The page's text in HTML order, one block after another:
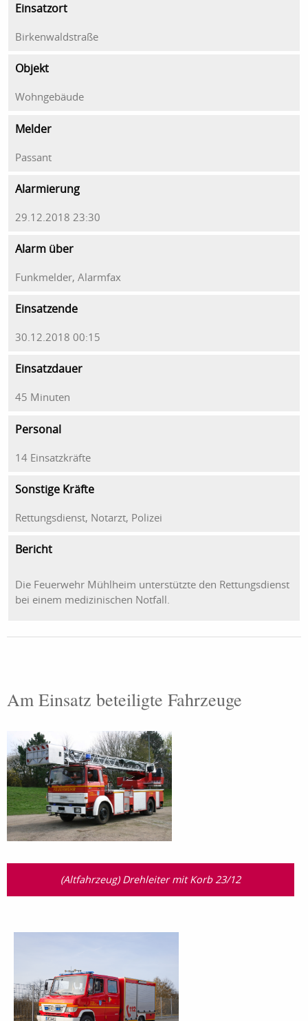
Einsatzort
Birkenwaldstraße
Objekt
Wohngebäude
Melder
Passant
Alarmierung
29.12.2018 23:30
Alarm über
Funkmelder, Alarmfax
Einsatzende
30.12.2018 00:15
Einsatzdauer
45 Minuten
Personal
14 Einsatzkräfte
Sonstige Kräfte
Rettungsdienst, Notarzt, Polizei
Bericht
Die Feuerwehr Mühlheim unterstützte den Rettungsdienst
bei einem medizinischen Notfall.
Am Einsatz beteiligte Fahrzeuge
(Altfahrzeug) Drehleiter mit Korb 23/12